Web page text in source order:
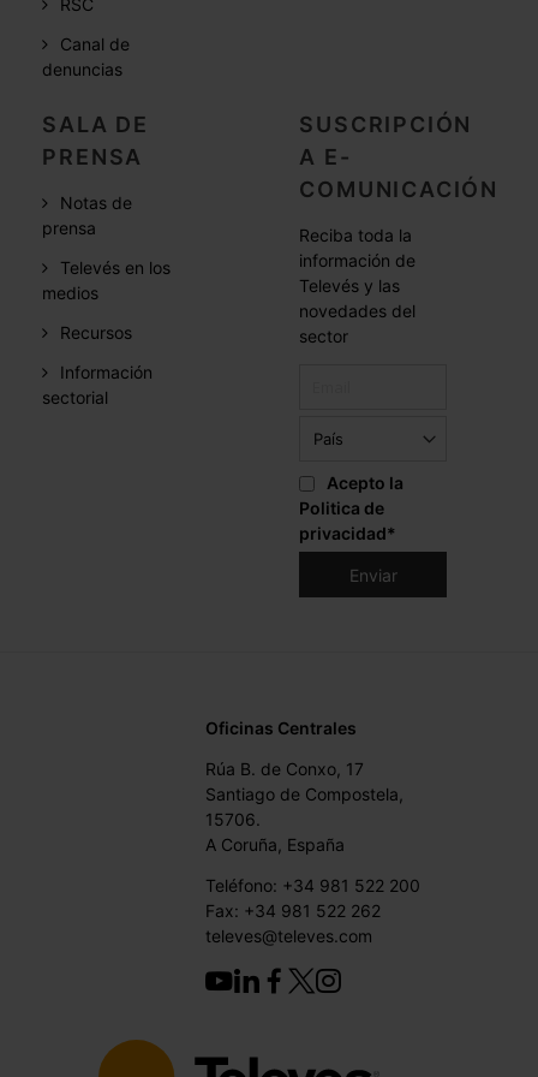
RSC
Canal de
denuncias
SALA DE
PRENSA
Notas de
prensa
Televés en los
medios
Recursos
Información
sectorial
SUSCRIPCIÓN
A E-
COMUNICACIÓN
Reciba toda la
información de
Televés y las
novedades del
sector
Acepto la
Politica de
privacidad*
Oficinas Centrales
Rúa B. de Conxo, 17
Santiago de Compostela,
15706.
A Coruña, España
Teléfono: +34 981 522 200
Fax: +34 981 522 262
televes@televes.com